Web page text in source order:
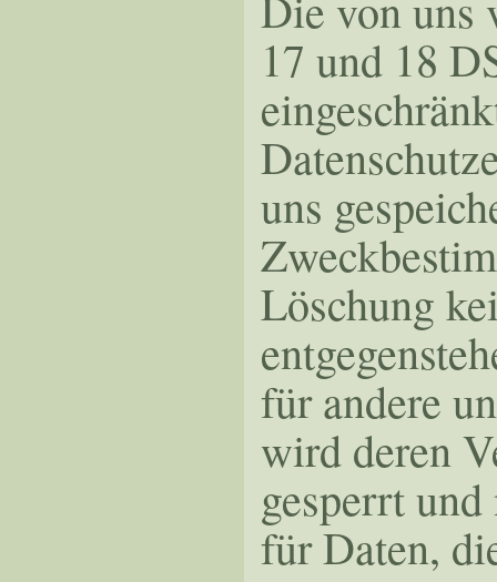
17 und 18
uns
Löschung
für andere
wird deren
gesperrt
für Daten,